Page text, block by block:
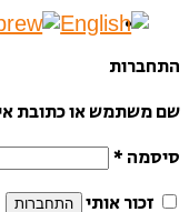
התחברות
שם משתמש או כתובת
סיסמה *
זכור אותי
התחברות